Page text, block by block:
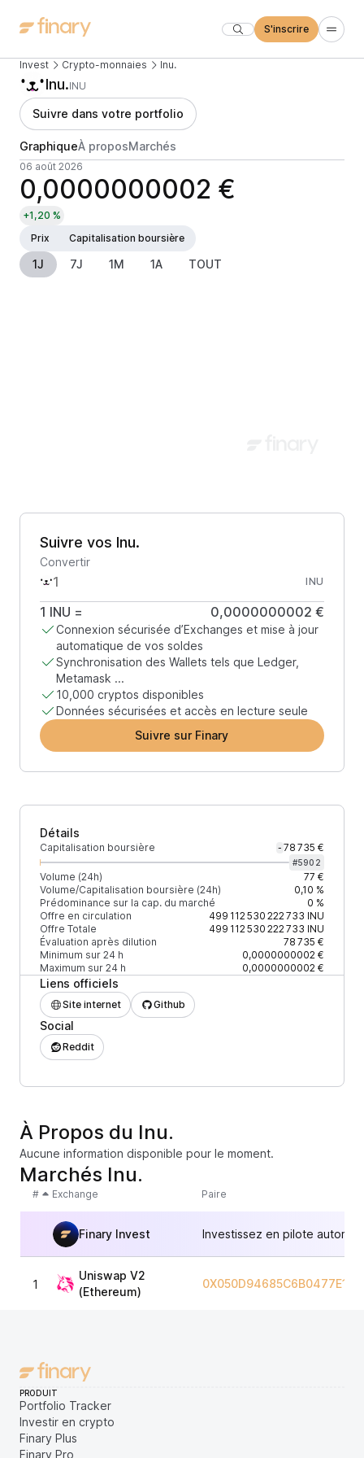
S'inscrire
Invest Crypto-monnaies Inu.
Inu.INU
Suivre dans votre portfolio
GraphiqueÀ proposMarchés
06 août 2026
0,0000000002 €
+1,20 %
Prix
Capitalisation boursière
1J 7J 1M 1A TOUT
Suivre vos Inu.
Convertir
INU
1 INU = 0,0000000002 €
Connexion sécurisée d’Exchanges et mise à jour
automatique de vos soldes
Synchronisation des Wallets tels que Ledger,
Metamask ...
10,000 cryptos disponibles
Données sécurisées et accès en lecture seule
Suivre sur Finary
Détails
Capitalisation boursière - 78 735 €
#5902
Volume (24h)
77 €
Volume/Capitalisation boursière (24h)
0,10 %
Prédominance sur la cap. du marché
0 %
Offre en circulation
499 112 530 222 733 INU
Offre Totale
499 112 530 222 733 INU
Évaluation après dilution
78 735 €
Minimum sur 24 h
0,0000000002 €
Maximum sur 24 h
0,0000000002 €
Liens officiels
Site internet Github
Social
Reddit
À Propos du Inu.
Aucune information disponible pour le moment.
Marchés Inu.
# Exchange Paire
Finary Invest Investissez en pilote
1
Uniswap V2
(Ethereum)
PRODUIT
Portfolio Tracker
Investir en crypto
Finary Plus
Finary Pro